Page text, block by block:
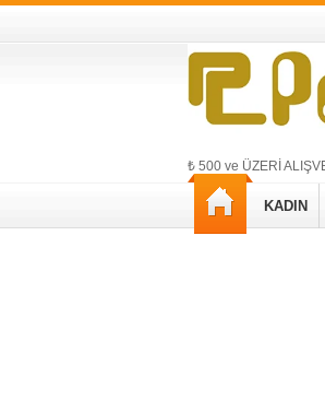
₺ 500 ve ÜZERİ
KADIN